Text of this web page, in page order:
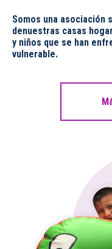
Somos una asociación
denuestras casas
y niños que se han
vulnerable.